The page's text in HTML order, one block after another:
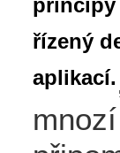
řízený
aplikací.